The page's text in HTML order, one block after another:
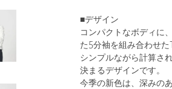
■デザイン
コンパクトなボディに
た5分袖を組み合わせた
シンプルながら計算さ
決まるデザインです。
今季の新色は、深みの